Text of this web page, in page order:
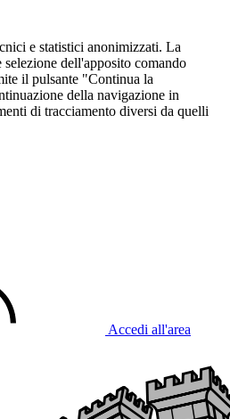
e statistici anonimizzati. La
dell'apposito comando
il pulsante "Continua la
della navigazione in
di tracciamento diversi da quelli
Accedi all'area